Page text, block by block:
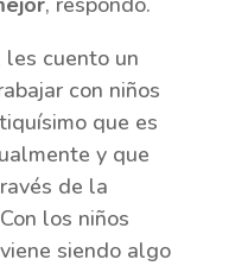
les cuento un
con niños
que es
y que
de la
los niños
siendo algo